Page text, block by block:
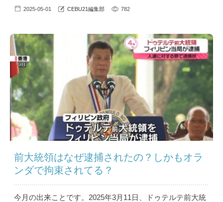
2025-05-01 CEBU21編集部 782
前大統領はなぜ逮捕されたの？しかもオラ
ンダで拘束されてる？
今月の出来ことです。2025年3月11日、ドゥテルテ前大統